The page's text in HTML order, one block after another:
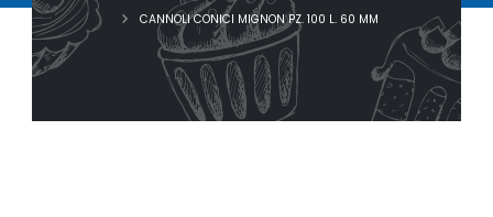
CANNOLI CONICI MIGNON PZ. 100 L. 60 MM